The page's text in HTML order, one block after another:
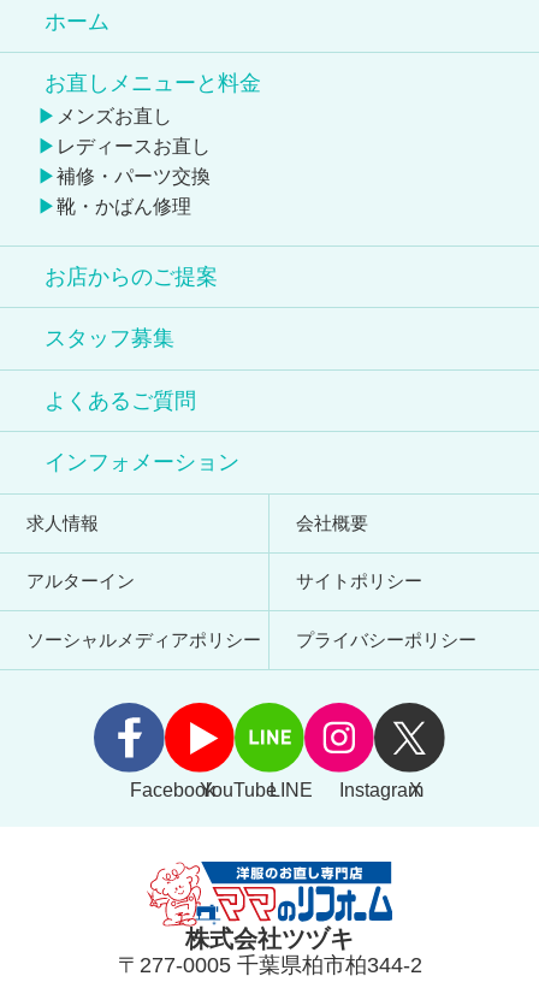
ホーム
お直しメニューと料金
メンズお直し
レディースお直し
補修・パーツ交換
靴・かばん修理
お店からのご提案
スタッフ募集
よくあるご質問
インフォメーション
求人情報 会社概要
アルターイン サイトポリシー
ソーシャルメディアポリシー プライバシーポリシー
FacebookYouTubeLINE Instagram
X
株式会社ツヅキ
〒277-0005 千葉県柏市柏344-2